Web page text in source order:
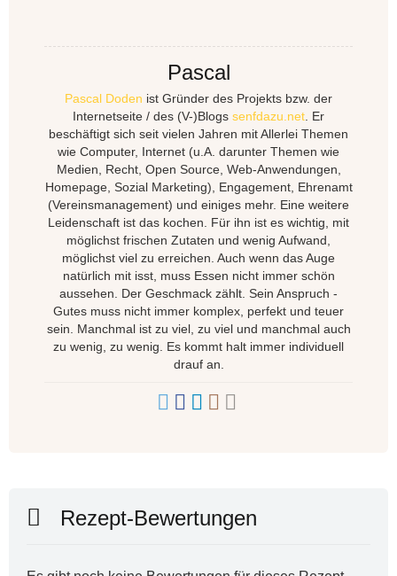
Pascal
Pascal Doden ist Gründer des Projekts bzw. der
Internetseite / des (V-)Blogs senfdazu.net. Er
beschäftigt sich seit vielen Jahren mit Allerlei Themen
wie Computer, Internet (u.A. darunter Themen wie
Medien, Recht, Open Source, Web-Anwendungen,
Homepage, Sozial Marketing), Engagement, Ehrenamt
(Vereinsmanagement) und einiges mehr. Eine weitere
Leidenschaft ist das kochen. Für ihn ist es wichtig, mit
möglichst frischen Zutaten und wenig Aufwand,
möglichst viel zu erreichen. Auch wenn das Auge
natürlich mit isst, muss Essen nicht immer schön
aussehen. Der Geschmack zählt. Sein Anspruch -
Gutes muss nicht immer komplex, perfekt und teuer
sein. Manchmal ist zu viel, zu viel und manchmal auch
zu wenig, zu wenig. Es kommt halt immer individuell
drauf an.
Rezept-Bewertungen